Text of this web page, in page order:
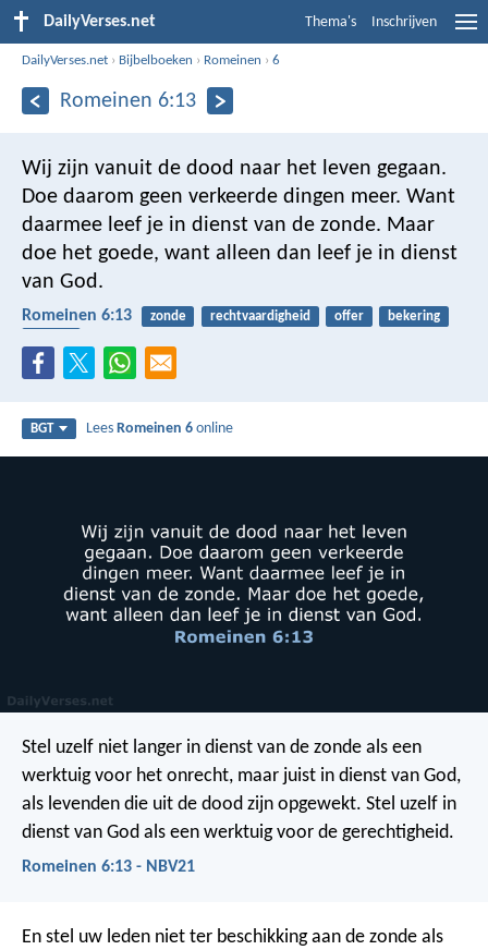
DailyVerses.net Thema's Inschrijven
DailyVerses.net › Bijbelboeken › Romeinen ›6
Romeinen 6:13
Wij zijn vanuit de dood naar het leven gegaan.
Doe daarom geen verkeerde dingen meer. Want
daarmee leef je in dienst van de zonde. Maar
doe het goede, want alleen dan leef je in dienst
van God.
Romeinen 6:13 zonde rechtvaardigheid offer
bekering
BGT LeesRomeinen 6 online
Stel uzelf niet langer in dienst van de zonde als een
werktuig voor het onrecht, maar juist in dienst van God,
als levenden die uit de dood zijn opgewekt. Stel uzelf in
dienst van God als een werktuig voor de gerechtigheid.
Romeinen 6:13 - NBV21
En stel uw leden niet ter beschikking aan de zonde als